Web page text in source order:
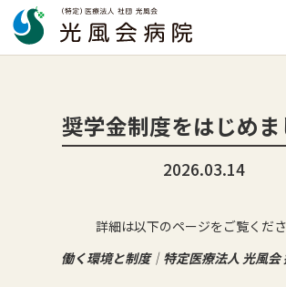
奨学金制度をはじめま
2026.03.14
詳細は以下のページをご覧くださ
働く環境と制度｜特定医療法人 光風会